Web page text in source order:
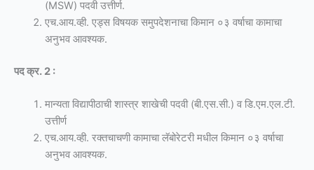
(MSW) पदवी उत्तीर्ण.
एच.आय.व्ही. एड्स विषयक समुपदेशनाचा किमान ०३ वर्षाचा कामाचा
अनुभव आवश्यक.
पद क्र. 2 :
मान्यता विद्यापीठाची शास्त्र शाखेची पदवी (बी.एस.सी.) व डि.एम.एल.टी.
उत्तीर्ण
एच.आय.व्ही. रक्तचाचणी कामाचा लॅबोरेटरी मधील किमान ०३ वर्षाचा
अनुभव आवश्यक.